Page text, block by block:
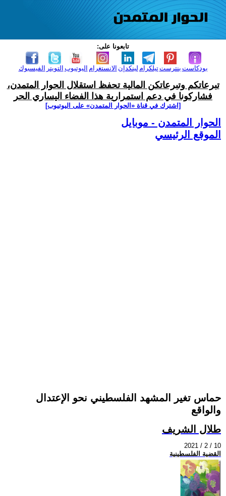
تابعونا على:
الفيسبوك التويتر اليوتيوب الانستغرام لينكدإن تيلكرامبنترست بودكاست
تبرعاتكم وتبرعاتكن المالية تحفظ استقلال الحوار المتمدن،
فشاركونا في دعم استمرارية هذا الفضاء اليساري الحر
[اشترك في قناة ‫«الحوار المتمدن» على اليوتيوب]
الحوار المتمدن - موبايل
الموقع الرئيسي
حماس تغير المشهد الفلسطيني نحو الإعتدال
والواقع
طلال الشريف
2021 / 2 / 10
القضية الفلسطينية